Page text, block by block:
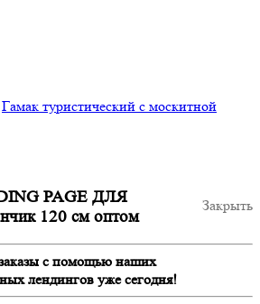
Гамак туристический с москитной
Закрыть
PAGE ДЛЯ
120 см оптом
с помощью наших
лендингов уже сегодня!